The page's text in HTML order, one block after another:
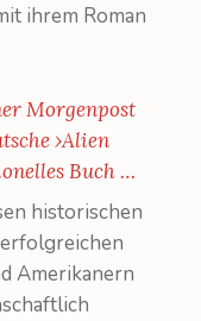
ihrem Roman
Morgenpost
›Alien
Buch …
historischen
Amerikanern